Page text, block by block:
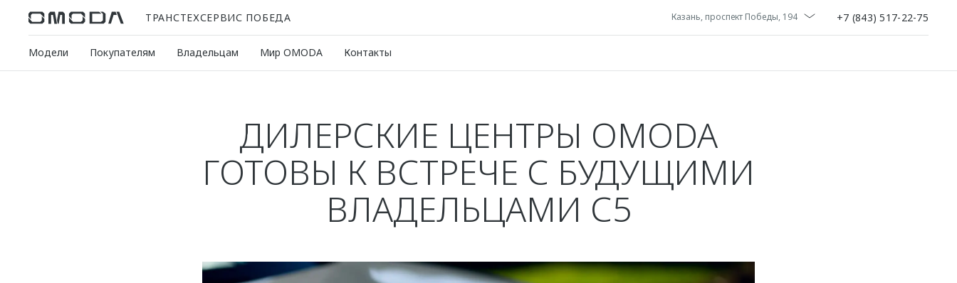
ТРАНСТЕХСЕРВИС ПОБЕДА Казань, проспект Победы, 194 +7 (843) 517-22-75
Модели Покупателям Владельцам Мир OMODA Контакты
ДИЛЕРСКИЕ ЦЕНТРЫ OMODA
ГОТОВЫ К ВСТРЕЧЕ С БУДУЩИМИ
ВЛАДЕЛЬЦАМИ С5